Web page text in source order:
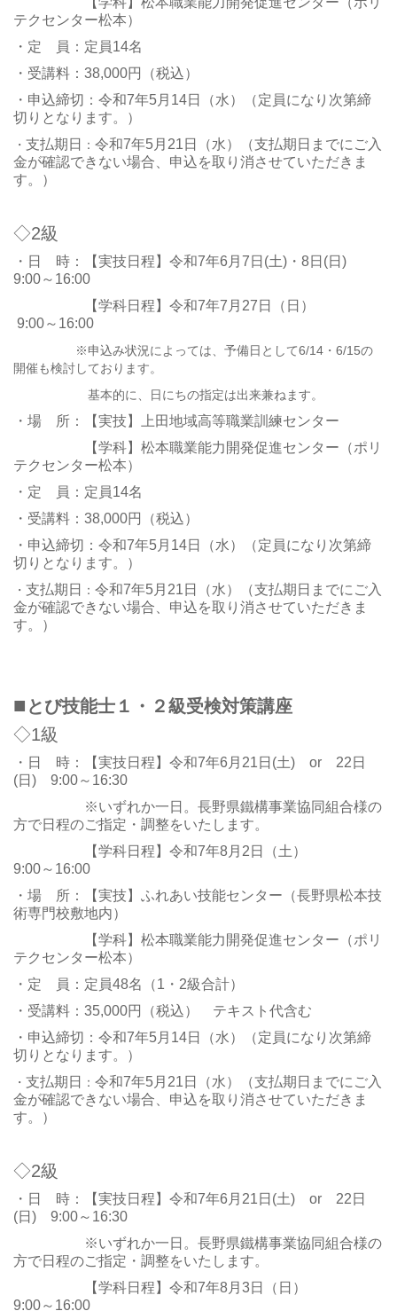
テクセンター松本）
・定 員：定員14名
・受講料：38,000円（税込）
・申込締切：令和7年5月14日（水）（定員になり次第締
切りとなります。）
・ 支払期日 ： 令和7年5月21日（水）（支払期日までにご入
金が確認できない場合、申込を取り消させていただきま
す。）
◇2級
・日 時：【実技日程】令和7年6月7日(土)・8日(日)
9:00～16:00
【学科日程】令和7年7月27日（日）
9:00～16:00
※申込み状況によっては、予備日として6/14・6/15の
開催も検討しております。
基本的に、日にちの指定は出来兼ねます。
・場 所：【実技】上田地域高等職業訓練センター
【学科】松本職業能力開発促進センター（ポリ
テクセンター松本）
・定 員：定員14名
・受講料：38,000円（税込）
・申込締切：令和7年5月14日（水）（定員になり次第締
切りとなります。）
・ 支払期日 ： 令和7年5月21日（水）（支払期日までにご入
金が確認できない場合、申込を取り消させていただきま
す。）
■ とび技能士１・２級受検対策講座
◇1級
・日 時：【実技日程】令和7年6月21日(土) or 22 日
(日) 9:00～16:30
※いずれか一日。長野県鐵構事業協同組合様の
方で日程のご指定・調整をいたします。
【学科日程】令和7年8月2日（土）
9:00～16:00
・場 所：【実技】ふれあい技能センター（長野県松本技
術専門校敷地内）
【学科】松本職業能力開発促進センター（ポリ
テクセンター松本）
・定 員：定員48名（1・2級合計）
・受講料：35,000円（税込） テキスト代含む
・申込締切：令和7年5月14日（水）（定員になり次第締
切りとなります。）
・ 支払期日 ： 令和7年5月21日（水）（支払期日までにご入
金が確認できない場合、申込を取り消させていただきま
す。）
◇2級
・日 時：【実技日程】令和7年6月21日(土) or 22日
(日) 9:00～16:30
※いずれか一日。長野県鐵構事業協同組合様の
方で日程のご指定・調整をいたします。
【学科日程】令和7年8月3日（日）
9:00～16:00